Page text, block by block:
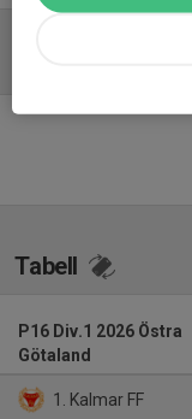
Tabell
P16 Div.1 2026 Östra
Götaland
1. Kalmar FF